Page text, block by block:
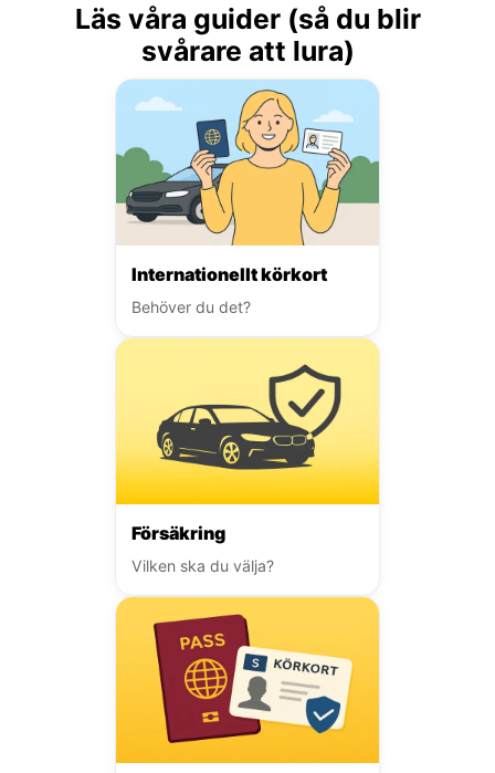
Läs våra guider (så du blir
svårare att lura)
Internationellt körkort
Behöver du det?
Försäkring
Vilken ska du välja?